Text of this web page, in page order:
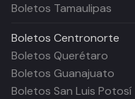
Boletos Tamaulipas
Boletos Centronorte
Boletos Querétaro
Boletos Guanajuato
Boletos San Luis Potosí